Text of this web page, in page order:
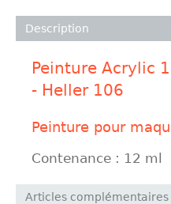
Description
Peinture Acrylic
- Heller 106
Peinture pour
Contenance : 12 ml
Articles complémentaires